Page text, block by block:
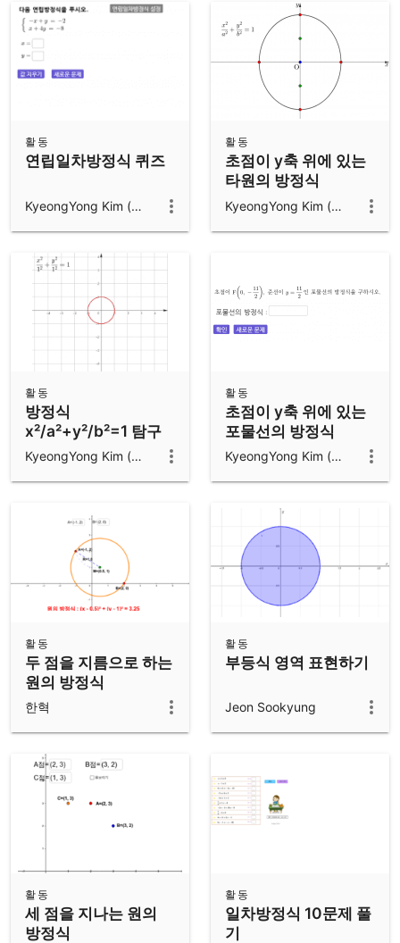
연립일차방정식 퀴즈
활동
KyeongYong Kim (김경용)
초점이 y축 위에 있는
타원의 방정식
활동
KyeongYong Kim (김경용)
방정식
x²/a²+y²/b²=1 탐구
하기
활동
KyeongYong Kim (김경용)
초점이 y축 위에 있는
포물선의 방정식
활동
KyeongYong Kim (김경용)
두 점을 지름으로 하는
원의 방정식
활동
한혁
부등식 영역 표현하기
활동
Jeon Sookyung
세 점을 지나는 원의
방정식
활동
일차방정식 10문제 풀
기
활동